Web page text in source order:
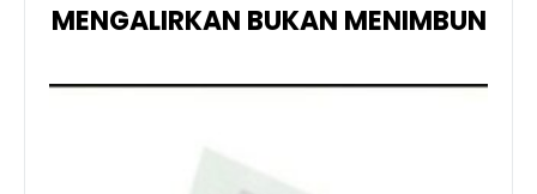
MENGALIRKAN BUKAN MENIMBUN